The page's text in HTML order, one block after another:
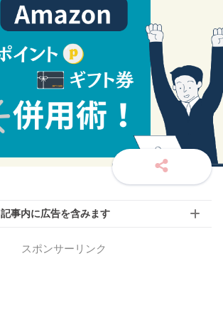
記事内に広告を含みます
スポンサーリンク